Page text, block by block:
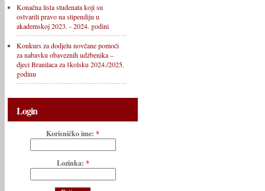
Konačna lista studenata koji su
ostvarili pravo na stipendiju u
akademskoj 2023. - 2024. godini
Konkurs za dodjelu novčane pomoći
za nabavku obaveznih udžbenika –
djeci Branilaca za školsku 2024./2025.
godinu
Login
Korisničko ime: *
Lozinka: *